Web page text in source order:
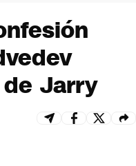
Jarry